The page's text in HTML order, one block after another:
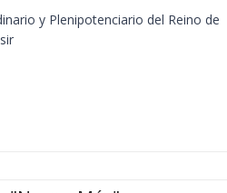
y Plenipotenciario del Reino de